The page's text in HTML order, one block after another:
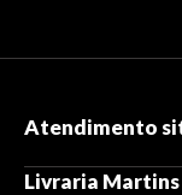
Atendimento
Livraria